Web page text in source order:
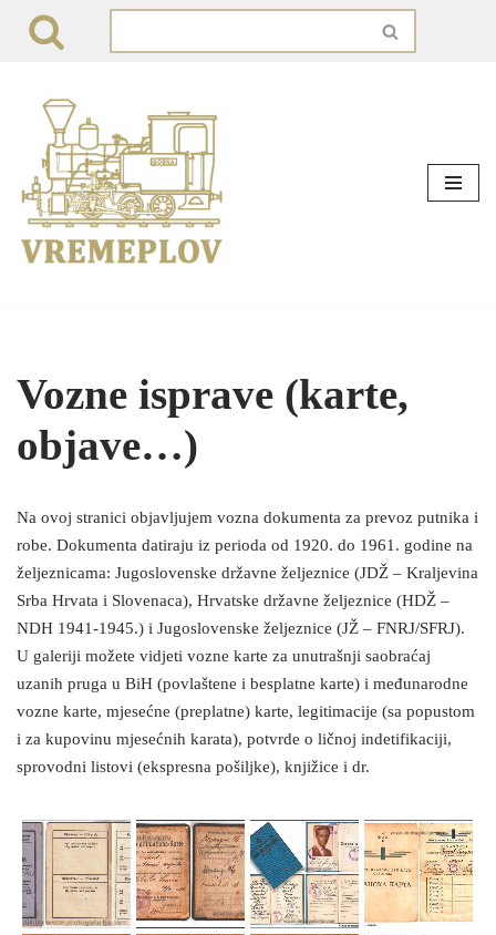
content
Vozne isprave (karte,
objave…)
Na ovoj stranici objavljujem vozna dokumenta za prevoz putnika i
robe. Dokumenta datiraju iz perioda od 1920. do 1961. godine na
željeznicama: Jugoslovenske državne željeznice (JDŽ – Kraljevina
Srba Hrvata i Slovenaca), Hrvatske državne željeznice (HDŽ –
NDH 1941-1945.) i Jugoslovenske željeznice (JŽ – FNRJ/SFRJ).
U galeriji možete vidjeti vozne karte za unutrašnji saobraćaj
uzanih pruga u BiH (povlaštene i besplatne karte) i međunarodne
vozne karte, mjesećne (preplatne) karte, legitimacije (sa popustom
i za kupovinu mjesećnih karata), potvrde o ličnoj indetifikaciji,
sprovodni listovi (ekspresna pošiljke), knjižice i dr.